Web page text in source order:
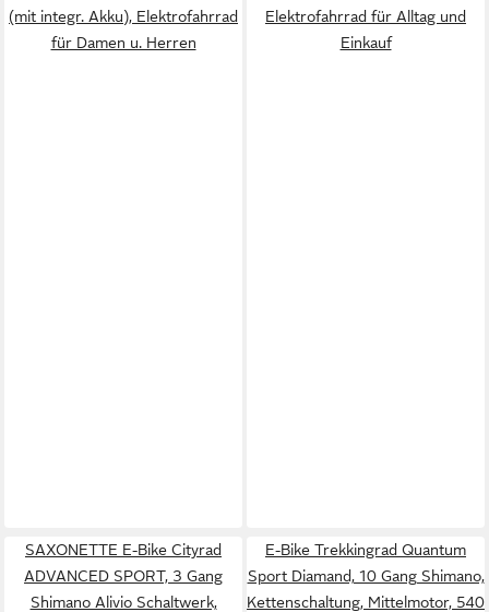
(mit integr. Akku), Elektrofahrrad
für Damen u. Herren
Elektrofahrrad für Alltag und
Einkauf
SAXONETTE E-Bike Cityrad
ADVANCED SPORT, 3 Gang
Shimano Alivio Schaltwerk,
E-Bike Trekkingrad Quantum
Sport Diamand, 10 Gang Shimano,
Kettenschaltung, Mittelmotor, 540